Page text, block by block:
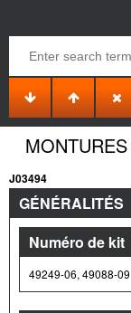
J03494
GÉNÉRALITÉS
Numéro de kit
49249-06, 49088-09